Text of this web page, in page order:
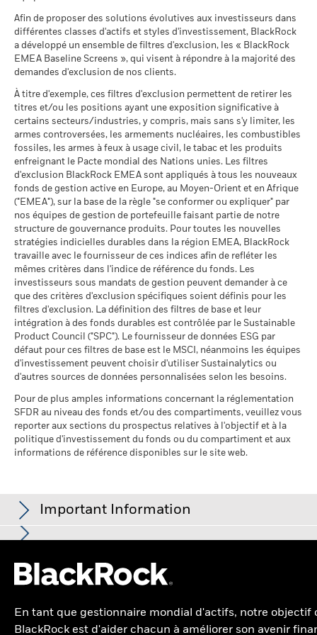
La performance indiquée est calculée après déduction des
frais courants. Les frais d’entrée/de sortie ne sont pas inclus
dans le calcul.
Les chiffres indiqués se rapportent aux performances
fiable des performances futures. Les marchés pourraient
évoluer très différemment. Ceci peut vous aider à évaluer la
façon dont le fonds a été géré dans le passé
La performance est indiquée sur la base de la Valeur nette
d’inventaire (VNI), avec le revenu brut réinvesti le cas échéant.
Le rendement de votre investissement peut augmenter ou
diminuer en raison des fluctuations des devises si votre
investissement est effectué dans une devise autre que celle
utilisée dans le calcul des performances passées. Source :
Blackrock
précompte mobilier belge de 30%. Le précompte mobilier
belge applicable aux intérêts inclus dans le prix de rachat des
actions de capitalisation et de distribution investissant plus
de 10% de leurs actifs dans des titres de créance s'élève à
30%.
Publication de la valeur nette d'inventaire:
www.blackrock.com/be, De Tijd,www.fundinfo.com. Pour toute
réclamation concernant ce compartiment, veuillez contacter
BlackRock au 02 402 49 00 ou par e-mail à l’adresse
belux@blackrock.com.Pour votre protection, les appels
téléphoniques sont souvent enregistrés.Vous pouvez
également contacter le Service de médiation des
consommateurs. Vous trouverez de plus amples informations
à l’adressehttp://www.ombudsfin.be.
Intermédiaire
Ce que vous pourriez obtenir après
Rendement annuel moyen
Favorable
Ce que vous pourriez obtenir après
Rendement annuel moyen
Le scénario de tension montre ce que vous pourriez obtenir
dans des situations de marché extrêmes.
Notation des fonds ESG MSCI
au 17/juil./2026
BBB
Pointage de qualité ESG
MSCI (0-10)
au 17/juil./2026
Classification mondiale des
fonds selon Lipper
au 17/juil./2026
Target Maturity Bond EUR
2020+
Moyenne pondérée de
l'intensité carbone MSCI
(tonnes de CO2e/M$ de
ventes)
au 17/juil./2026
% des avoirs à l'égard
desquels des données ESG
au 17/juil./2026
95,66
Pointage de qualité ESG
MSCI - centile par rapport aux
pairs
au 17/juil./2026
10,50
Fonds dans le groupe de
pairs
au 17/juil./2026
562
% de couverture MSCI
Weighted Average Carbon
Intensity
au 17/juil./2026
0,17
du fonds peuvent parfois différer des Notations de fonds ESG
MSCI.
du poids brut du fonds (ou 50 % dans le cas de fonds
obligataires ou de fonds monétaires) doit provenir de titres
(certaines positions de trésorerie et d’autres types d’actifs
dont l’analyse ESG par MSCI ne serait pas pertinente sont
BlackRock Global Funds - Prospectus
(English)
BlackRock Global Funds - Prospectus (French
- Belgium^France)
Voir tous les documents
Afin de proposer des solutions évolutives aux investisseurs dans
différentes classes d'actifs et styles d'investissement, BlackRock
a développé un ensemble de filtres d'exclusion, les « BlackRock
EMEA Baseline Screens », qui visent à répondre à la majorité des
demandes d'exclusion de nos clients.
À titre d'exemple, ces filtres d'exclusion permettent de retirer les
titres et/ou les positions ayant une exposition significative à
certains secteurs/industries, y compris, mais sans s'y limiter, les
armes controversées, les armements nucléaires, les combustibles
fossiles, les armes à feux à usage civil, le tabac et les produits
enfreignant le Pacte mondial des Nations unies. Les filtres
d'exclusion BlackRock EMEA sont appliqués à tous les nouveaux
fonds de gestion active en Europe, au Moyen-Orient et en Afrique
("EMEA"), sur la base de la règle "se conformer ou expliquer" par
nos équipes de gestion de portefeuille faisant partie de notre
structure de gouvernance produits. Pour toutes les nouvelles
stratégies indicielles durables dans la région EMEA, BlackRock
travaille avec le fournisseur de ces indices afin de refléter les
mêmes critères dans l'indice de référence du fonds. Les
investisseurs sous mandats de gestion peuvent demander à ce
que des critères d'exclusion spécifiques soient définis pour les
filtres d'exclusion. La définition des filtres de base et leur
intégration à des fonds durables est contrôlée par le Sustainable
Product Council ("SPC"). Le fournisseur de données ESG par
défaut pour ces filtres de base est le MSCI, néanmoins les équipes
d'investissement peuvent choisir d'utiliser Sustainalytics ou
d'autres sources de données personnalisées selon les besoins.
Pour de plus amples informations concernant la réglementation
SFDR au niveau des fonds et/ou des compartiments, veuillez vous
reporter aux sections du prospectus relatives à l'objectif et à la
politique d'investissement du fonds ou du compartiment et aux
informations de référence disponibles sur le site web.
Important Information
ESG, certaines mesures commerciales ou autres situations
peuvent donner lieu à la détention passive, par le fonds ou l'indice,
prospectus du fonds pour de plus amples informations. Le filtre
La présente publication est destinée uniquement aux Clients
professionnels (selon la définition de la Financial Conduct
Authority ou les règles MiFID) et ne devrait pas servir de base à
Dans l’Espace économique européen (EEE) :ce document est
En tant que gestionnaire mondial d'actifs, notre objectif
BlackRock est d'aider chacun à améliorer son avenir